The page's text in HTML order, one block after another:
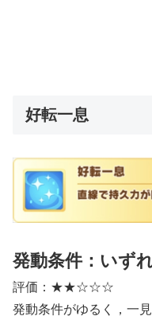
好転一息
発動条件：いず
評価：★★☆☆☆
発動条件がゆるく，一